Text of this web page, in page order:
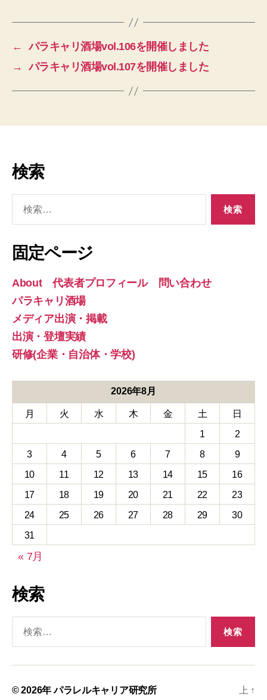
←
パラキャリ酒場vol.106を開催しました
→
パラキャリ酒場vol.107を開催しました
検索
象:
固定ページ
About 代表者プロフィール 問い合わせ
パラキャリ酒場
メディア出演・掲載
出演・登壇実績
研修(企業・自治体・学校)
2026年8月
月 火 水 木 金 土
日
1
2
3
4 5 6 7 8
9
10
11 12 13 14 15
16
17
18 19 20 21 22
23
24
25 26 27 28 29
30
31
« 7月
検索
象:
© 2026年パラレルキャリア研究所 上 ↑